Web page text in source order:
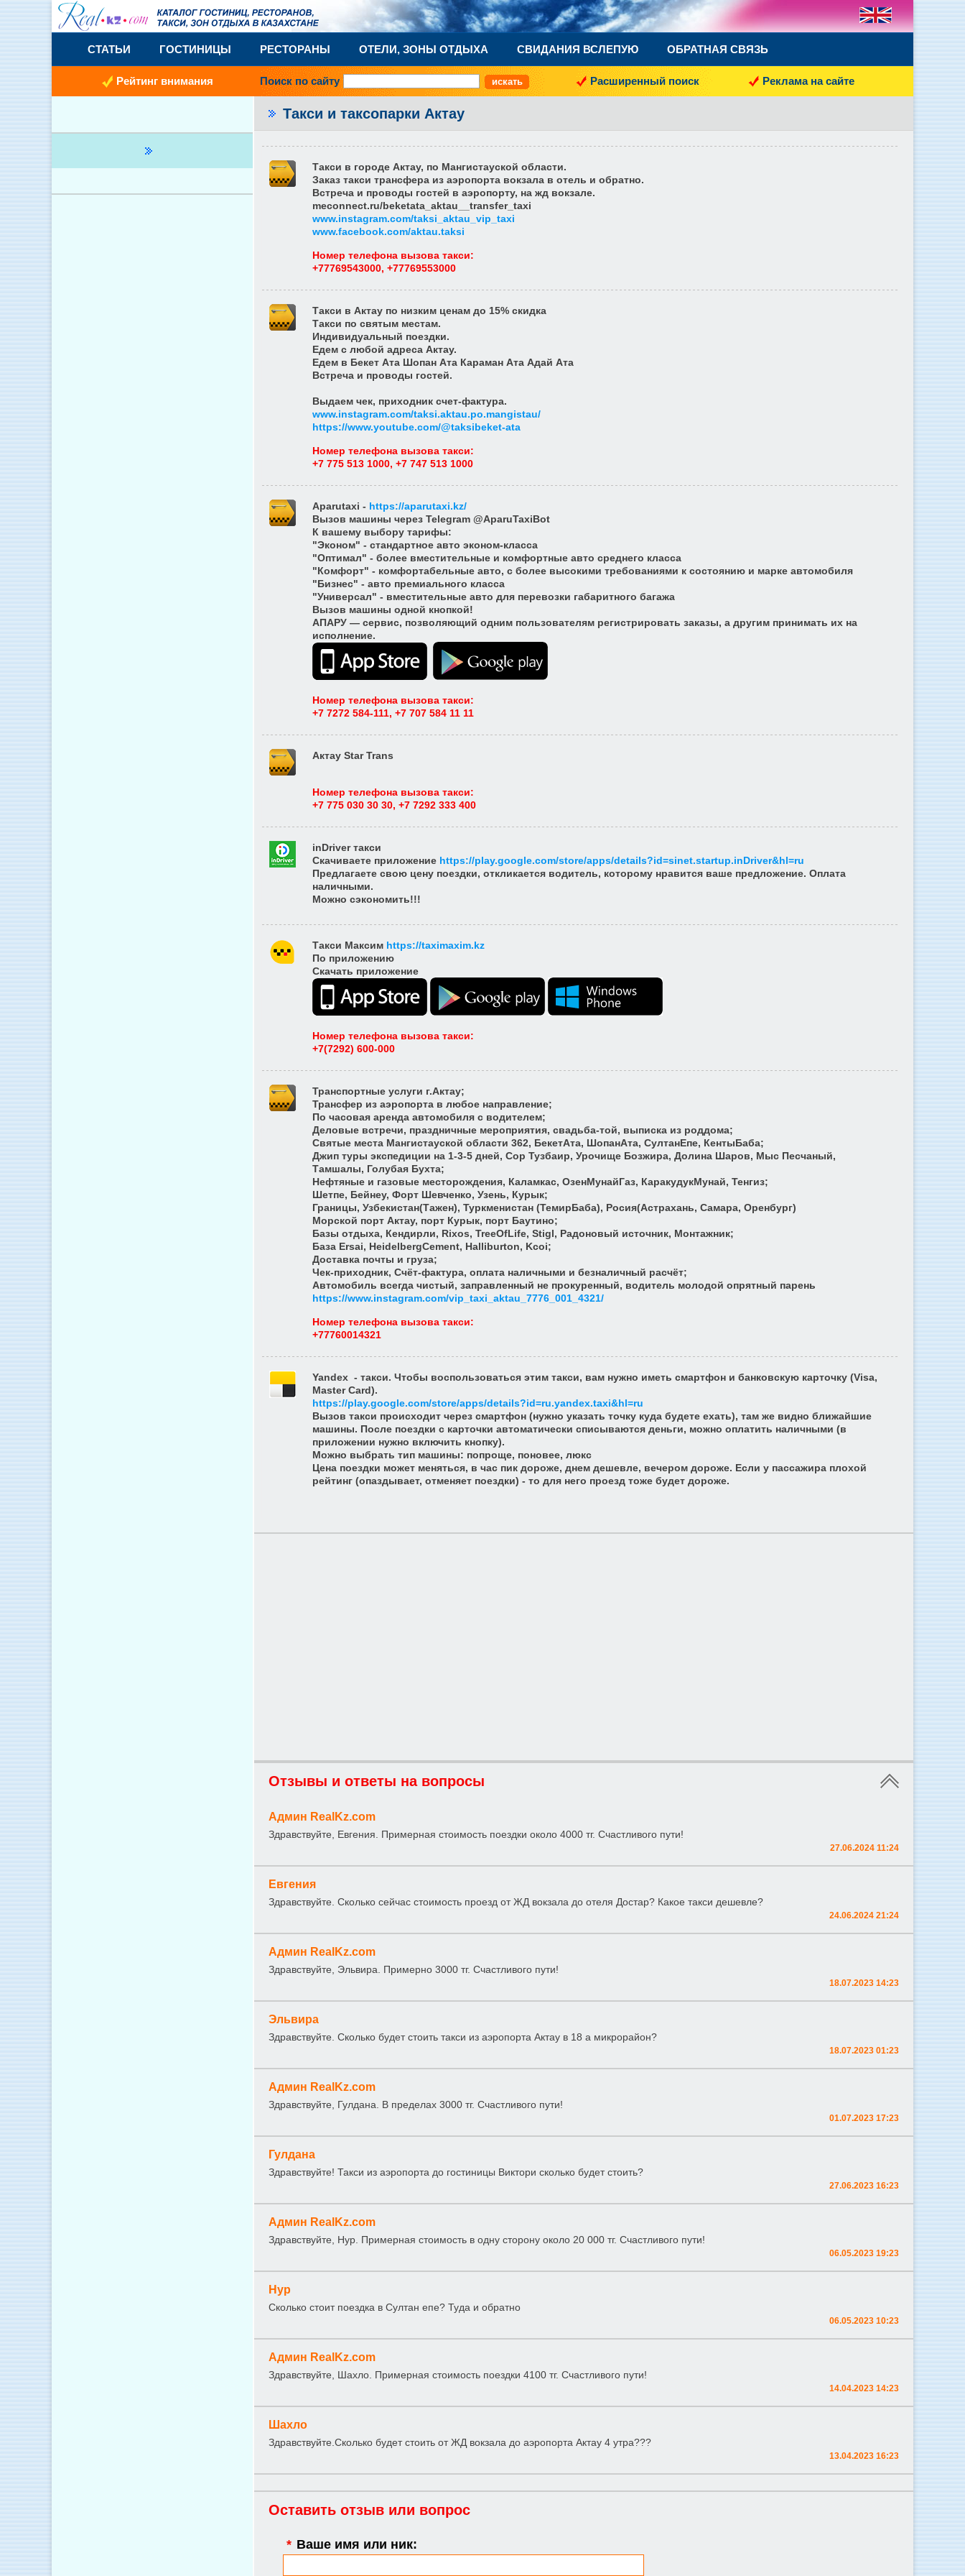
СТАТЬИ ГОСТИНИЦЫ РЕСТОРАНЫ ОТЕЛИ, ЗОНЫ ОТДЫХА СВИДАНИЯ ВСЛЕПУЮ ОБРАТНАЯ СВЯЗЬ
Рейтинг внимания Поиск по сайту Расширенный поиск Реклама на сайте
Такси и таксопарки Актау
Такси в городе Актау, по Мангистауской области.
Заказ такси трансфера из аэропорта вокзала в отель и обратно.
Встреча и проводы гостей в аэропорту, на жд вокзале.
meconnect.ru/beketata_aktau__transfer_taxi
www.instagram.com/taksi_aktau_vip_taxi
www.facebook.com/aktau.taksi
Номер телефона вызова такси:
+77769543000, +77769553000
Такси в Актау по низким ценам до 15% скидка
Такси по святым местам.
Индивидуальный поездки.
Едем с любой адреса Актау.
Едем в Бекет Ата Шопан Ата Караман Ата Адай Ата
Встреча и проводы гостей.
Выдаем чек, приходник счет-фактура.
www.instagram.com/taksi.aktau.po.mangistau/
https://www.youtube.com/@taksibeket-ata
Номер телефона вызова такси:
+7 775 513 1000, +7 747 513 1000
Aparutaxi - https://aparutaxi.kz/
Вызов машины через Telegram @AparuTaxiBot
К вашему выбору тарифы:
"Эконом" - стандартное авто эконом-класса
"Оптимал" - более вместительные и комфортные авто среднего класса
"Комфорт" - комфортабельные авто, с более высокими требованиями к состоянию и марке автомобиля
"Бизнес" - авто премиального класса
"Универсал" - вместительные авто для перевозки габаритного багажа
Вызов машины одной кнопкой!
АПАРУ — сервис, позволяющий одним пользователям регистрировать заказы, а другим принимать их на
исполнение.
Номер телефона вызова такси:
+7 7272 584-111, +7 707 584 11 11
Актау Star Trans
Номер телефона вызова такси:
+7 775 030 30 30, +7 7292 333 400
inDriver такси
Скачиваете приложение https://play.google.com/store/apps/details?id=sinet.startup.inDriver&hl=ru
Предлагаете свою цену поездки, откликается водитель, которому нравится ваше предложение. Оплата
наличными.
Можно сэкономить!!!
Такси Максим https://taximaxim.kz
По приложению
Скачать приложение
Номер телефона вызова такси:
+7(7292) 600-000
Транспортные услуги г.Актау;
Трансфер из аэропорта в любое направление;
По часовая аренда автомобиля с водителем;
Деловые встречи, праздничные мероприятия, свадьба-той, выписка из роддома;
Святые места Мангистауской области 362, БекетАта, ШопанАта, СултанЕпе, КентыБаба;
Джип туры экспедиции на 1-3-5 дней, Сор Тузбаир, Урочище Бозжира, Долина Шаров, Мыс Песчаный,
Тамшалы, Голубая Бухта;
Нефтяные и газовые месторождения, Каламкас, ОзенМунайГаз, КаракудукМунай, Тенгиз;
Шетпе, Бейнеу, Форт Шевченко, Узень, Курык;
Границы, Узбекистан(Тажен), Туркменистан (ТемирБаба), Росия(Астрахань, Самара, Оренбург)
Морской порт Актау, порт Курык, порт Баутино;
Базы отдыха, Кендирли, Rixos, TreeOfLife, Stigl, Радоновый источник, Монтажник;
База Ersai, HeidelbergCement, Halliburton, Kcoi;
Доставка почты и груза;
Чек-приходник, Счёт-фактура, оплата наличными и безналичный расчёт;
Автомобиль всегда чистый, заправленный не прокуренный, водитель молодой опрятный парень
https://www.instagram.com/vip_taxi_aktau_7776_001_4321/
Номер телефона вызова такси:
+77760014321
Yandex - такси. Чтобы воспользоваться этим такси, вам нужно иметь смартфон и банковскую карточку (Visa,
Master Card).
https://play.google.com/store/apps/details?id=ru.yandex.taxi&hl=ru
Вызов такси происходит через смартфон (нужно указать точку куда будете ехать), там же видно ближайшие
машины. После поездки с карточки автоматически списываются деньги, можно оплатить наличными (в
приложении нужно включить кнопку).
Можно выбрать тип машины: попроще, поновее, люкс
Цена поездки может меняться, в час пик дороже, днем дешевле, вечером дороже. Если у пассажира плохой
рейтинг (опаздывает, отменяет поездки) - то для него проезд тоже будет дороже.
Отзывы и ответы на вопросы
Админ RealKz.com
Здравствуйте, Евгения. Примерная стоимость поездки около 4000 тг. Счастливого пути!
27.06.2024 11:24
Евгения
Здравствуйте. Сколько сейчас стоимость проезд от ЖД вокзала до отеля Достар? Какое такси дешевле?
24.06.2024 21:24
Админ RealKz.com
Здравствуйте, Эльвира. Примерно 3000 тг. Счастливого пути!
18.07.2023 14:23
Эльвира
Здравствуйте. Сколько будет стоить такси из аэропорта Актау в 18 а микрорайон?
18.07.2023 01:23
Админ RealKz.com
Здравствуйте, Гулдана. В пределах 3000 тг. Счастливого пути!
01.07.2023 17:23
Гулдана
Здравствуйте! Такси из аэропорта до гостиницы Виктори сколько будет стоить?
27.06.2023 16:23
Админ RealKz.com
Здравствуйте, Нур. Примерная стоимость в одну сторону около 20 000 тг. Счастливого пути!
06.05.2023 19:23
Нур
Сколько стоит поездка в Султан епе? Туда и обратно
06.05.2023 10:23
Админ RealKz.com
Здравствуйте, Шахло. Примерная стоимость поездки 4100 тг. Счастливого пути!
14.04.2023 14:23
Шахло
Здравствуйте.Сколько будет стоить от ЖД вокзала до аэропорта Актау 4 утра???
13.04.2023 16:23
Оставить отзыв или вопрос
* Ваше имя или ник: